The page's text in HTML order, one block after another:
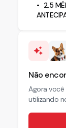
2.5
Não
Agora
utilizando